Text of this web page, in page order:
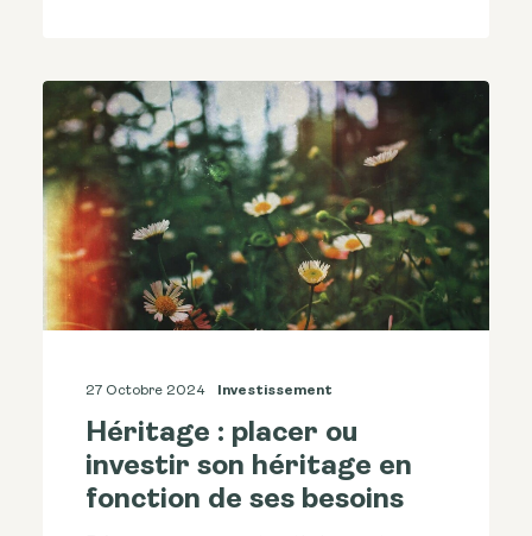
27 Octobre 2024 Investissement
Héritage : placer ou
investir son héritage en
fonction de ses besoins